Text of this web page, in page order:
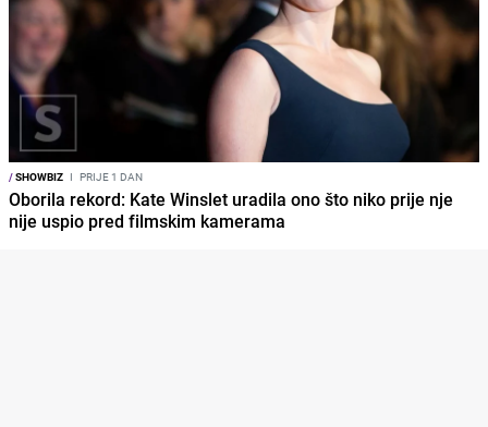
/SHOWBIZ I PRIJE 1 DAN
Oborila rekord: Kate Winslet uradila ono što niko prije nje
nije uspio pred filmskim kamerama